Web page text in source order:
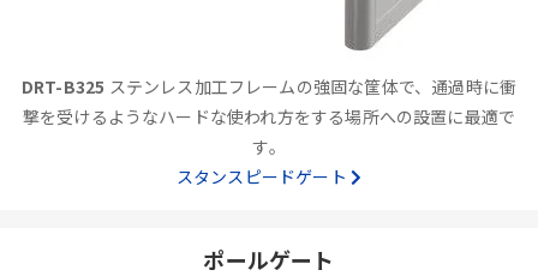
DRT-B325 ステンレス加工フレームの強固な筐体で、通過時に衝
撃を受けるようなハードな使われ方をする場所への設置に最適で
す。
スタンスピードゲート
ポールゲート